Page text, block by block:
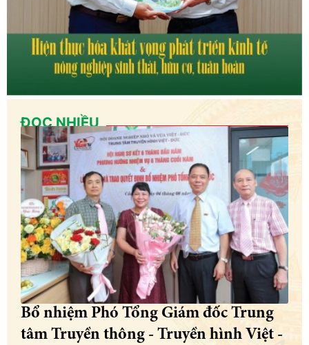
ĐỌC NHIỀU
Bổ nhiệm Phó Tổng Giám đốc Trung
tâm Truyền thông - Truyền hình Việt -